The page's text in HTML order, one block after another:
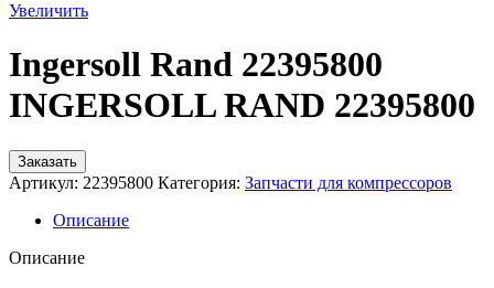
Увеличить
Ingersoll Rand 22395800
INGERSOLL RAND 22395800
Заказать
Артикул: 22395800 Категория: Запчасти для компрессоров
Описание
Описание